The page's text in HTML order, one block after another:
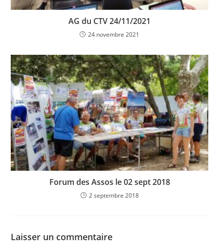
AG du CTV 24/11/2021
24 novembre 2021
Forum des Assos le 02 sept 2018
2 septembre 2018
Laisser un commentaire